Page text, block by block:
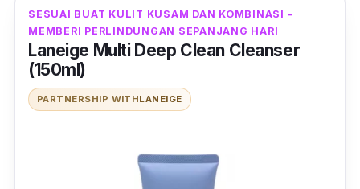
dan malam untuk membantu pengawalan
minyak berlebihan. Berkesan untuk elakkan
kulit menjadi kusam dan meningkatkan
kembali seri pada wajah anda.
SESUAI BUAT KULIT KUSAM DAN KOMBINASI –
MEMBERI PERLINDUNGAN SEPANJANG HARI
Laneige Multi Deep Clean Cleanser
(150ml)
PARTNERSHIP WITHLANEIGE